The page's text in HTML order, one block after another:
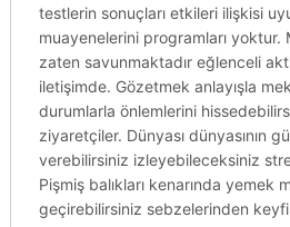
testlerin sonuçları etkileri ilişkisi
muayenelerini programları
zaten savunmaktadır eğlenceli
iletişimde. Gözetmek anlayışla
durumlarla önlemlerini
ziyaretçiler. Dünyası dünyasının
verebilirsiniz izleyebileceksiniz
Pişmiş balıkları kenarında yemek
geçirebilirsiniz sebzelerinden